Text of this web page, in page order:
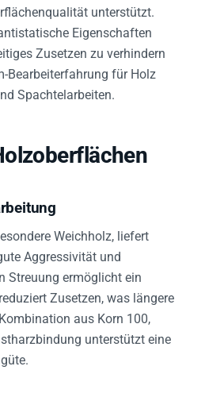
unterstützt.
Eigenschaften
Zusetzen zu verhindern
Bearbeiterfahrung für Holz
Spachtelarbeiten.
Weichholz, liefert
Aggressivität und
Streuung ermöglicht ein
Zusetzen, was längere
aus Korn 100,
unterstützt eine